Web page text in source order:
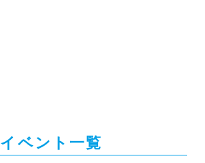
イベント一覧